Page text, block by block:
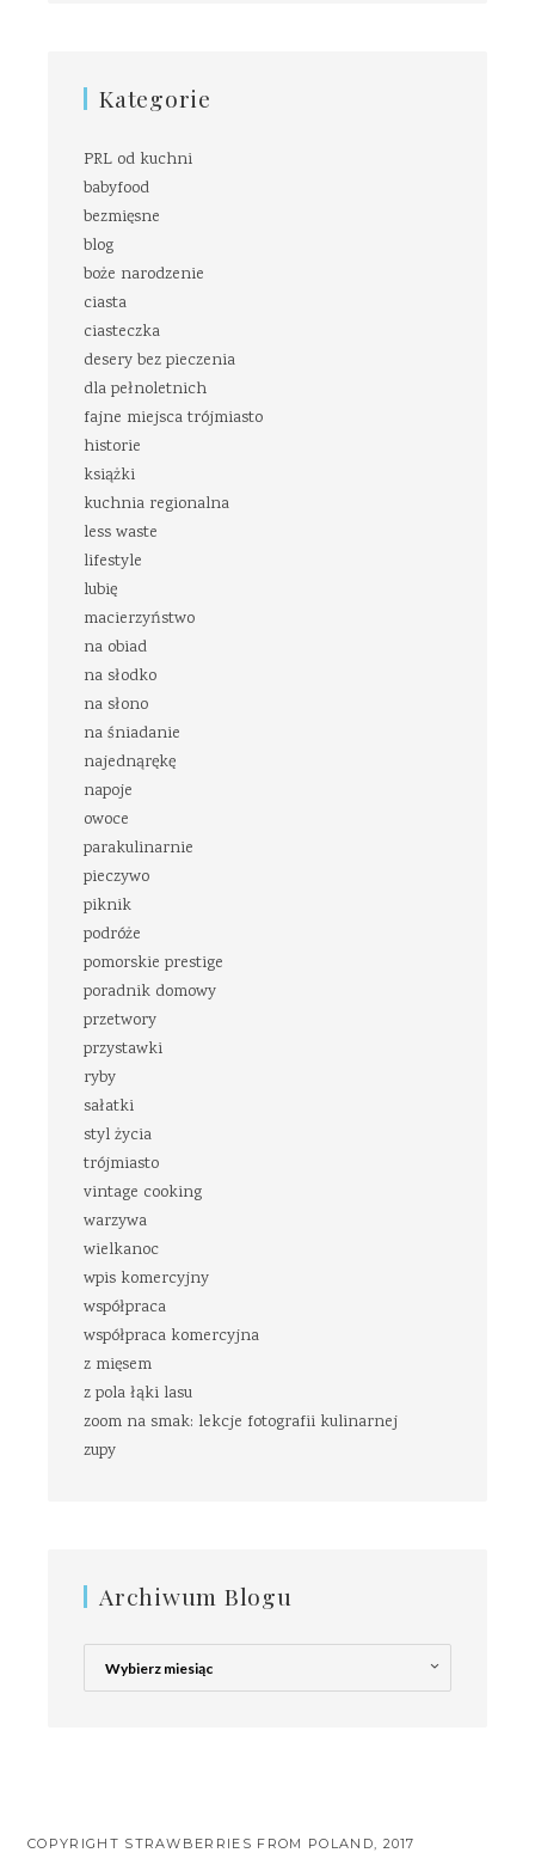
Kategorie
PRL od kuchni
babyfood
bezmięsne
blog
boże narodzenie
ciasta
ciasteczka
desery bez pieczenia
dla pełnoletnich
fajne miejsca trójmiasto
historie
książki
kuchnia regionalna
less waste
lifestyle
lubię
macierzyństwo
na obiad
na słodko
na słono
na śniadanie
najednąrękę
napoje
owoce
parakulinarnie
pieczywo
piknik
podróże
pomorskie prestige
poradnik domowy
przetwory
przystawki
ryby
sałatki
styl życia
trójmiasto
vintage cooking
warzywa
wielkanoc
wpis komercyjny
współpraca
współpraca komercyjna
z mięsem
z pola łąki lasu
zoom na smak: lekcje fotografii kulinarnej
zupy
Archiwum Blogu
Archiwum
Blogu
COPYRIGHT STRAWBERRIES FROM POLAND, 2017